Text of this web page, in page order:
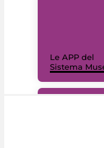
Le APP del
Sistema